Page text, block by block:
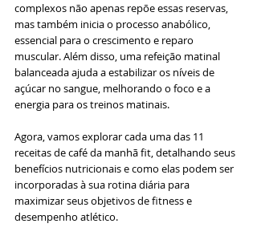
complexos não apenas repõe essas reservas,
mas também inicia o processo anabólico,
essencial para o crescimento e reparo
muscular. Além disso, uma refeição matinal
balanceada ajuda a estabilizar os níveis de
açúcar no sangue, melhorando o foco e a
energia para os treinos matinais.
Agora, vamos explorar cada uma das 11
receitas de café da manhã fit, detalhando seus
benefícios nutricionais e como elas podem ser
incorporadas à sua rotina diária para
maximizar seus objetivos de fitness e
desempenho atlético.